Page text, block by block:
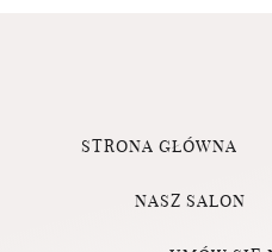
STRONA GŁÓWNA
NASZ SALON